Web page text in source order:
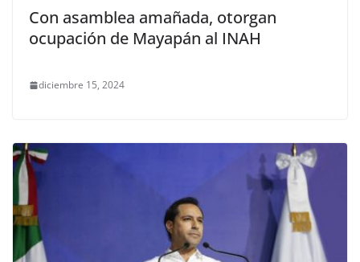
Con asamblea amañada, otorgan
ocupación de Mayapán al INAH
diciembre 15, 2024